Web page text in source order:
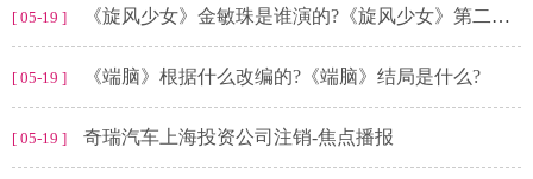
[ 05-19 ] 《旋风少女》金敏珠是谁演的?《旋风少女》第二季结局是什么?
[ 05-19 ] 《端脑》根据什么改编的?《端脑》结局是什么?
[ 05-19 ] 奇瑞汽车上海投资公司注销-焦点播报